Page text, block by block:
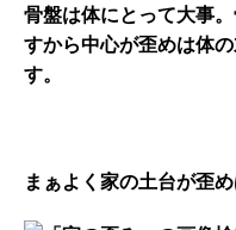
骨盤は体にとって大事
すから中心が歪めは体
す。
まぁよく家の土台が歪